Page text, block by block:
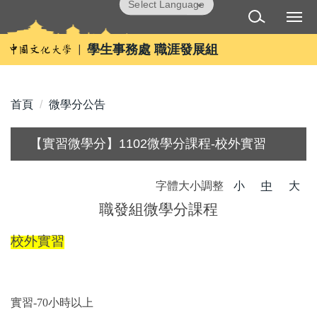
到
主
區
學生事務處 職涯發展組
Translate
首頁 微學分公告
【實習微學分】1102微學分課程-校外實習
字體大小調整 小 中 大
職發組微學分課程
校外實習
實習-70小時以上